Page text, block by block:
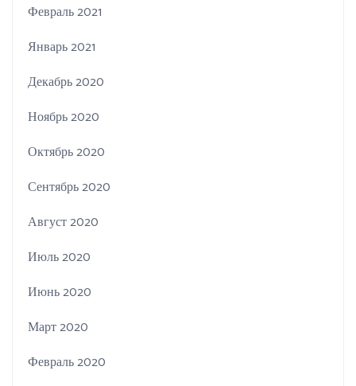
Февраль 2021
Январь 2021
Декабрь 2020
Ноябрь 2020
Октябрь 2020
Сентябрь 2020
Август 2020
Июль 2020
Июнь 2020
Март 2020
Февраль 2020